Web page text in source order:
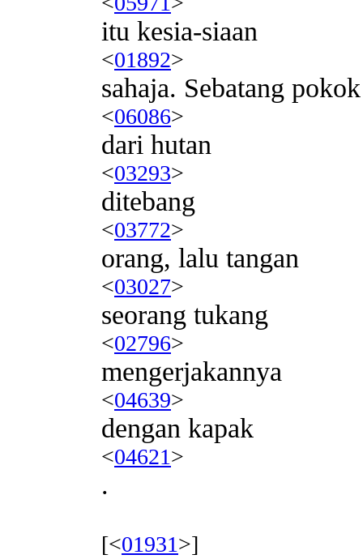
itu kesia-siaan
<01892>
sahaja. Sebatang pokok
<06086>
dari hutan
<03293>
ditebang
<03772>
orang, lalu tangan
<03027>
seorang tukang
<02796>
mengerjakannya
<04639>
dengan kapak
<04621>
.
[<01931>]